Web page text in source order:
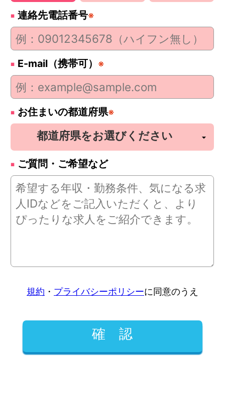
連絡先電話番号※
E-mail（携帯可） ※
お住まいの都道府県※
ご質問・ご希望など
規約 ・ プライバシーポリシーに同意のうえ